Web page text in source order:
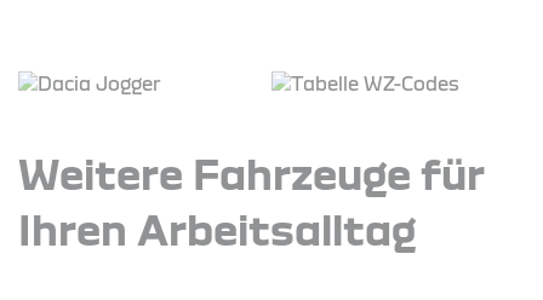
Weitere Fahrzeuge für
Ihren Arbeitsalltag